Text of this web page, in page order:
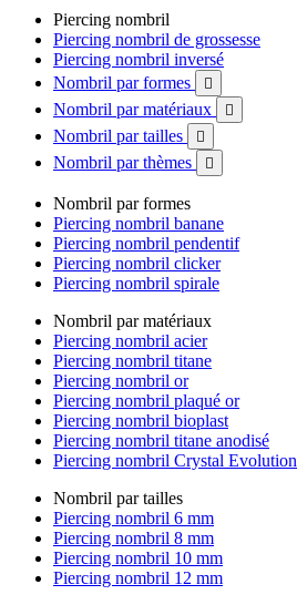
Piercing nombril
Piercing nombril de grossesse
Piercing nombril inversé
Nombril par formes

Nombril par matériaux 
Nombril par tailles 
Nombril par thèmes 
Nombril par formes
Piercing nombril banane
Piercing nombril pendentif
Piercing nombril clicker
Piercing nombril spirale
Nombril par matériaux
Piercing nombril acier
Piercing nombril titane
Piercing nombril or
Piercing nombril plaqué or
Piercing nombril bioplast
Piercing nombril titane anodisé
Piercing nombril Crystal Evolution
Nombril par tailles
Piercing nombril 6 mm
Piercing nombril 8 mm
Piercing nombril 10 mm
Piercing nombril 12 mm